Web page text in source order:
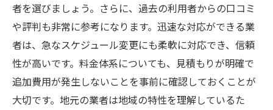
者を選びましょう。さらに、過去の利用者からの口コミ
や評判も非常に参考になります。迅速な対応ができる業
者は、急なスケジュール変更にも柔軟に対応でき、信頼
性が高いです。料金体系についても、見積もりが明確で
追加費用が発生しないことを事前に確認しておくことが
大切です。地元の業者は地域の特性を理解しているた